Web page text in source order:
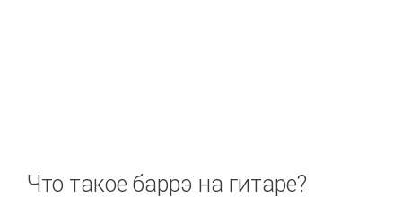
Что такое баррэ на гитаре?